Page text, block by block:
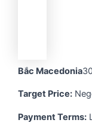
Bắc Macedonia
Target Price:
Payment Terms: